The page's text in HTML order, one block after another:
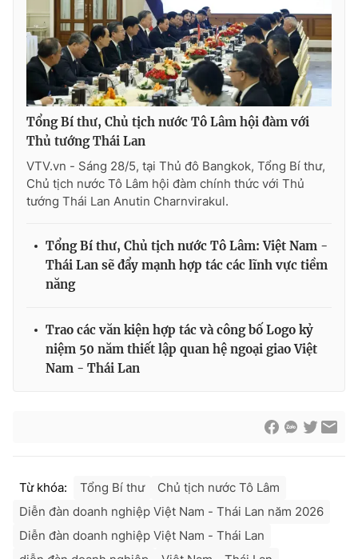
Tổng Bí thư, Chủ tịch nước Tô Lâm hội đàm với
Thủ tướng Thái Lan
VTV.vn - Sáng 28/5, tại Thủ đô Bangkok, Tổng Bí thư,
Chủ tịch nước Tô Lâm hội đàm chính thức với Thủ
tướng Thái Lan Anutin Charnvirakul.
Tổng Bí thư, Chủ tịch nước Tô Lâm: Việt Nam -
Thái Lan sẽ đẩy mạnh hợp tác các lĩnh vực tiềm
năng
Trao các văn kiện hợp tác và công bố Logo kỷ
niệm 50 năm thiết lập quan hệ ngoại giao Việt
Nam - Thái Lan
Từ khóa: Tổng Bí thư
Chủ tịch nước Tô Lâm
Diễn đàn doanh nghiệp Việt Nam - Thái Lan năm 2026
Diễn đàn doanh nghiệp Việt Nam - Thái Lan